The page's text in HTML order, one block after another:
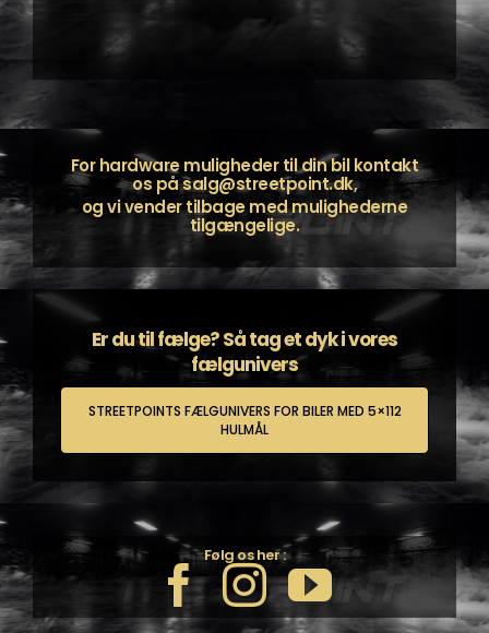
For hardware muligheder til din bil kontakt
os påsalg@streetpoint.dk,
og vi vender tilbage med mulighederne
tilgængelige.
Er du til fælge? Så tag et dyk i vores
fælgunivers
STREETPOINTS FÆLGUNIVERS FOR BILER MED 5×112
HULMÅL
Følg os her :